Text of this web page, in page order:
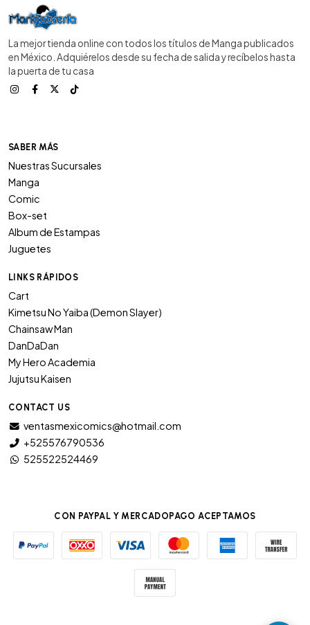
La mejor tienda online con todos los títulos de Manga publicados
en México. Adquiérelos desde su fecha de salida y recíbelos hasta
la puerta de tu casa
SABER MÁS
Nuestras Sucursales
Manga
Comic
Box-set
Album de Estampas
Juguetes
LINKS RÁPIDOS
Cart
Kimetsu No Yaiba (Demon Slayer)
Chainsaw Man
DanDaDan
My Hero Academia
Jujutsu Kaisen
CONTACT US
ventasmexicomics@hotmail.com
+525576790536
525522524469
CON PAYPAL Y MERCADOPAGO ACEPTAMOS